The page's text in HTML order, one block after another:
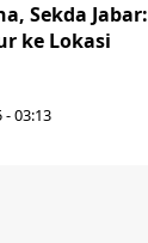
Sekda Jabar:
ke Lokasi
- 03:13